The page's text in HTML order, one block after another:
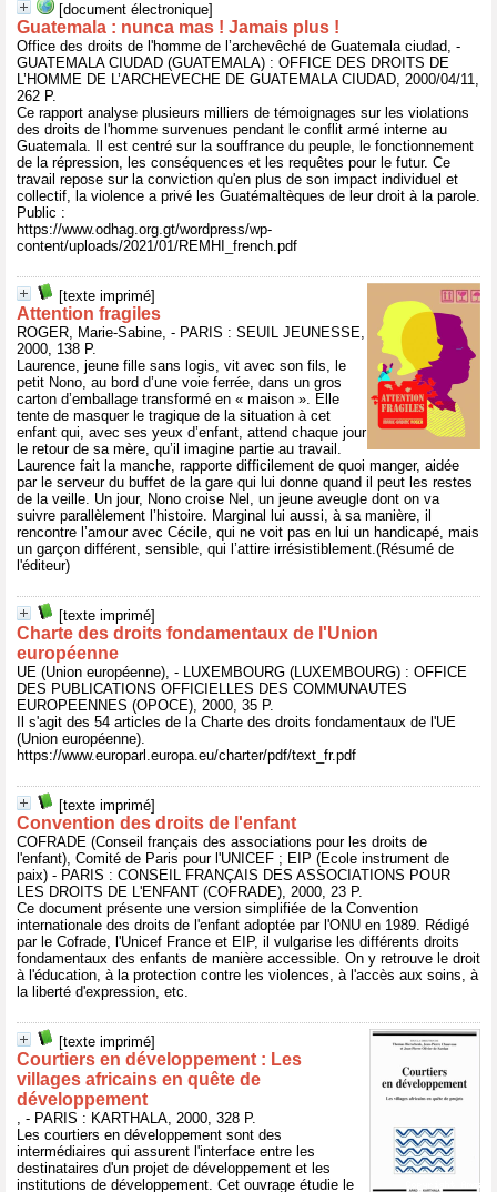
[document électronique]
Guatemala : nunca mas ! Jamais plus !
Office des droits de l'homme de l’archevêché de Guatemala ciudad, -
GUATEMALA CIUDAD (GUATEMALA) : OFFICE DES DROITS DE
L’HOMME DE L’ARCHEVECHE DE GUATEMALA CIUDAD, 2000/04/11,
262 P.
Ce rapport analyse plusieurs milliers de témoignages sur les violations
des droits de l'homme survenues pendant le conflit armé interne au
Guatemala. Il est centré sur la souffrance du peuple, le fonctionnement
de la répression, les conséquences et les requêtes pour le futur. Ce
travail repose sur la conviction qu'en plus de son impact individuel et
collectif, la violence a privé les Guatémaltèques de leur droit à la parole.
Public :
https://www.odhag.org.gt/wordpress/wp-
content/uploads/2021/01/REMHI_french.pdf
[texte imprimé]
Attention fragiles
ROGER, Marie-Sabine, - PARIS : SEUIL JEUNESSE,
2000, 138 P.
Laurence, jeune fille sans logis, vit avec son fils, le
petit Nono, au bord d’une voie ferrée, dans un gros
carton d’emballage transformé en « maison ». Elle
tente de masquer le tragique de la situation à cet
enfant qui, avec ses yeux d’enfant, attend chaque jour
le retour de sa mère, qu’il imagine partie au travail.
Laurence fait la manche, rapporte difficilement de quoi manger, aidée
par le serveur du buffet de la gare qui lui donne quand il peut les restes
de la veille. Un jour, Nono croise Nel, un jeune aveugle dont on va
suivre parallèlement l’histoire. Marginal lui aussi, à sa manière, il
rencontre l’amour avec Cécile, qui ne voit pas en lui un handicapé, mais
un garçon différent, sensible, qui l’attire irrésistiblement.(Résumé de
l'éditeur)
[texte imprimé]
Charte des droits fondamentaux de l'Union
européenne
UE (Union européenne), - LUXEMBOURG (LUXEMBOURG) : OFFICE
DES PUBLICATIONS OFFICIELLES DES COMMUNAUTES
EUROPEENNES (OPOCE), 2000, 35 P.
Il s'agit des 54 articles de la Charte des droits fondamentaux de l'UE
(Union européenne).
https://www.europarl.europa.eu/charter/pdf/text_fr.pdf
[texte imprimé]
Convention des droits de l'enfant
COFRADE (Conseil français des associations pour les droits de
l'enfant), Comité de Paris pour l'UNICEF ; EIP (Ecole instrument de
paix) - PARIS : CONSEIL FRANÇAIS DES ASSOCIATIONS POUR
LES DROITS DE L'ENFANT (COFRADE), 2000, 23 P.
Ce document présente une version simplifiée de la Convention
internationale des droits de l'enfant adoptée par l'ONU en 1989. Rédigé
par le Cofrade, l'Unicef France et EIP, il vulgarise les différents droits
fondamentaux des enfants de manière accessible. On y retrouve le droit
à l'éducation, à la protection contre les violences, à l'accès aux soins, à
la liberté d'expression, etc.
[texte imprimé]
Courtiers en développement : Les
villages africains en quête de
développement
, - PARIS : KARTHALA, 2000, 328 P.
Les courtiers en développement sont des
intermédiaires qui assurent l'interface entre les
destinataires d'un projet de développement et les
institutions de développement. Cet ouvrage étudie le